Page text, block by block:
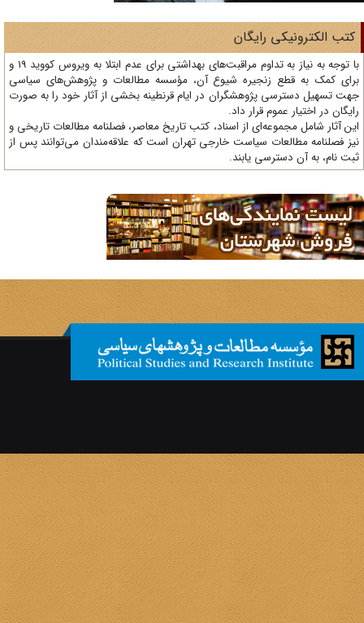
الکترونیکی رایگان
با توجه به نیاز به تداوم مراقبت‌های بهداشتی برای عدم ابتلا به ویروس کووید 19 و
کمک به قطع زنجیره شیوع آن، مؤسسه مطالعات و پژوهش‌های سیاسی
تسهیل دسترسی پژوهشگران در ایام قرنطینه بخشی از آثار خود را به صورت
در اختیار عموم قرار داد.
آثار شامل مجموعه‌ای از اسناد، کتب تاریخ معاصر، فصلنامه‌ مطالعات تاریخی و
فصلنامه مطالعات سیاست خارجی تهران است که علاقه‌مندان می‌توانند پس از
نام، به آن دسترسی یابند.